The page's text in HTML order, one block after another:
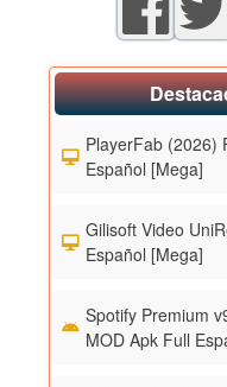
PlayerFab (2026)
Español [Mega]
Gilisoft Video
Español [Mega]
Spotify Premium
MOD Apk Full